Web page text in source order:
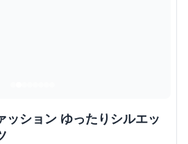
ッション ゆったりシルエッ